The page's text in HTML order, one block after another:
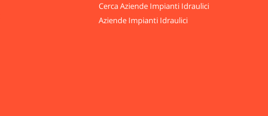
Cerca Aziende Impianti Idraulici
Aziende Impianti Idraulici